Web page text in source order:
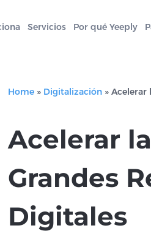
Servicios Por qué Yeeply
Home » Digitalización » Acelerar
Acelerar
Grandes
Digitales